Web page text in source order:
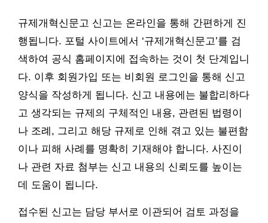
규제개혁신문고 신고는 온라인을 통해 간편하게 진
행됩니다. 포털 사이트에서 ‘규제개혁신문고’를 검
색하여 공식 홈페이지에 접속하는 것이 첫 단계입니
다. 이후 회원가입 또는 비회원 로그인을 통해 신고
양식을 작성하게 됩니다. 신고 내용에는 불합리하다
고 생각되는 규제의 구체적인 내용, 관련된 법령이
나 조례, 그리고 해당 규제로 인해 겪고 있는 불편함
이나 피해 사례를 명확히 기재해야 합니다. 사진이
나 관련 자료 첨부는 신고 내용의 신뢰도를 높이는
데 도움이 됩니다.
접수된 신고는 담당 부서로 이관되어 검토 과정을